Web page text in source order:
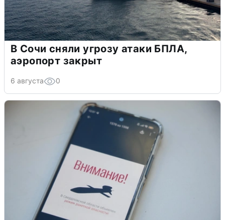
В Сочи сняли угрозу атаки БПЛА,
аэропорт закрыт
6 августа 0